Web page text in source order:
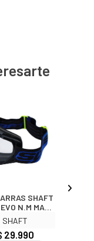
SHAFT
N.M MATE
Motocross
Enduro
SHAFT
29.990